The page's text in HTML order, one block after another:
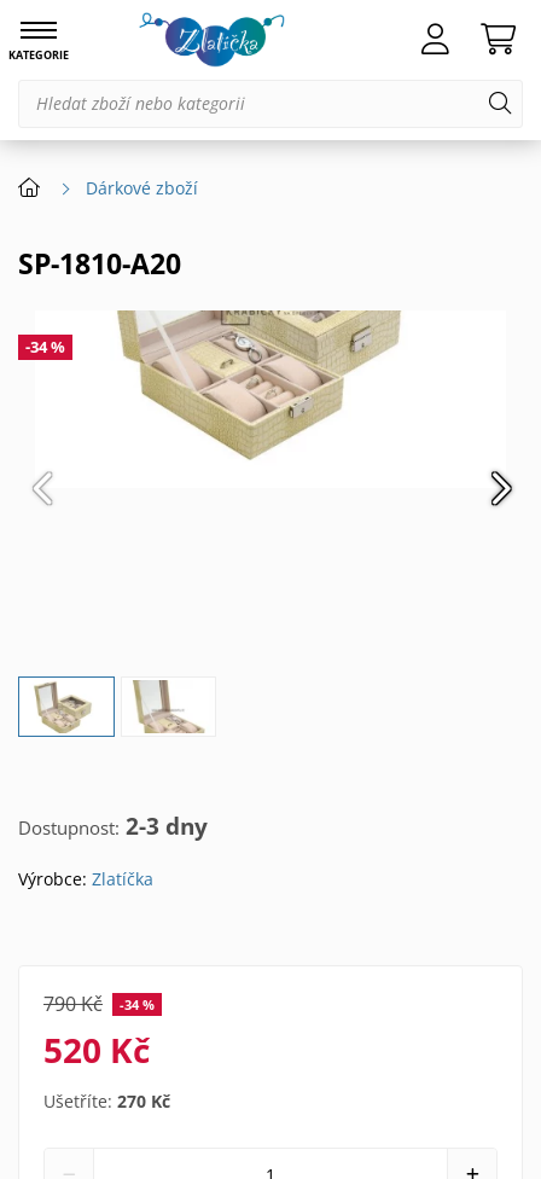
KATEGORIE
Dárkové zboží
SP-1810-A20
-34 %
Dostupnost: 2-3 dny
Výrobce: Zlatíčka
790 Kč -34 %
520 Kč
Ušetříte: 270 Kč